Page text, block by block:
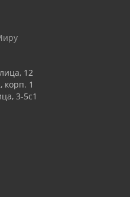
12
корп. 1
3-5с1